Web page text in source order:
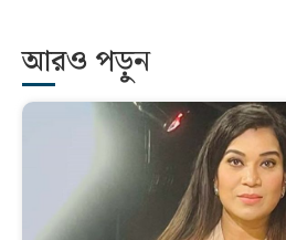
আরও পড়ুন